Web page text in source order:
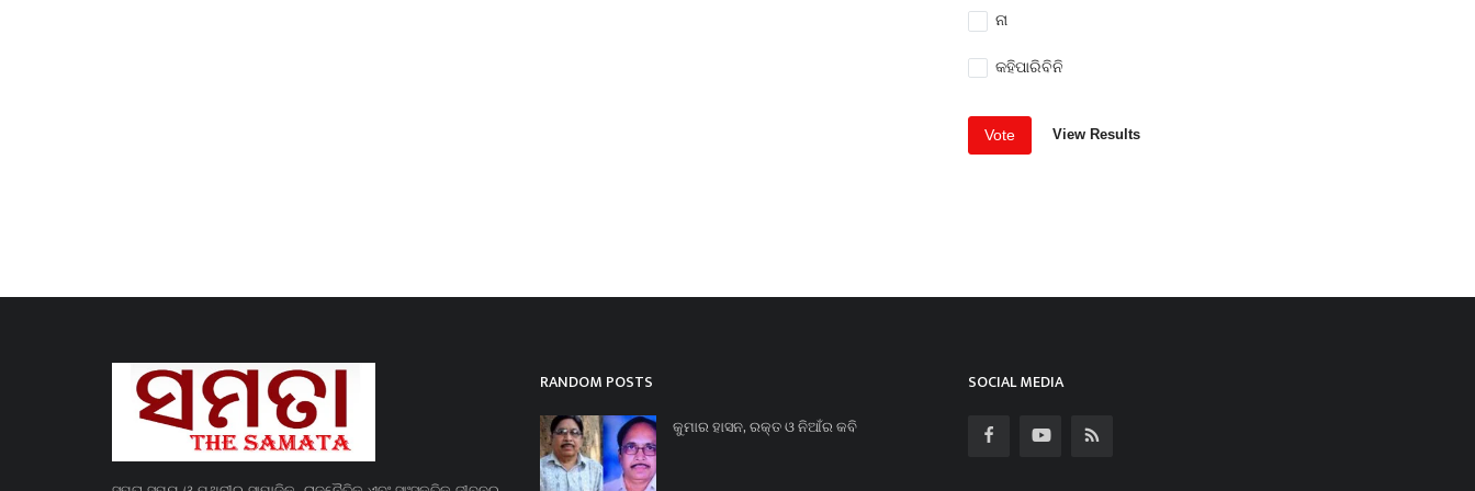
ନା
କହିପାରିବିନି
Vote View Results
RANDOM POSTS
କୁମାର ହାସନ, ରକ୍ତ ଓ ନିଆଁର କବି
SOCIAL MEDIA